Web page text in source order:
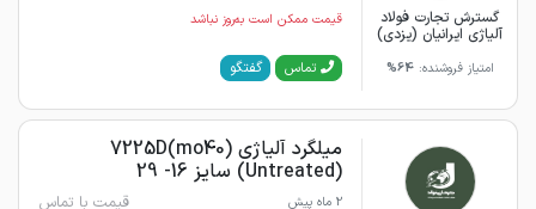
گسترش تجارت فولاد
آلیاژی ایرانیان (یزدی)
امتیاز فروشنده:64%
قیمت ممکن است به‌روز نباشد
تماس گفتگو
میلگرد آلیاژی 7225D(mo40)
(Untreated) سایز 16- 29
2 ماه پیش قیمت با تماس